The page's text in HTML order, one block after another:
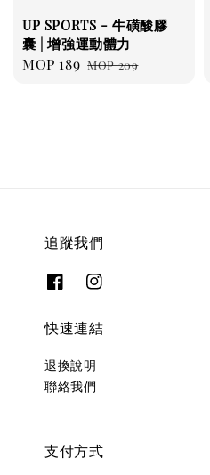
UP SPORTS - 牛磺酸膠
囊 | 增強運動體力
Sale
MOP 189 Regular
MOP 209
追蹤我們
快速連結
退換說明
聯絡我們
支付方式